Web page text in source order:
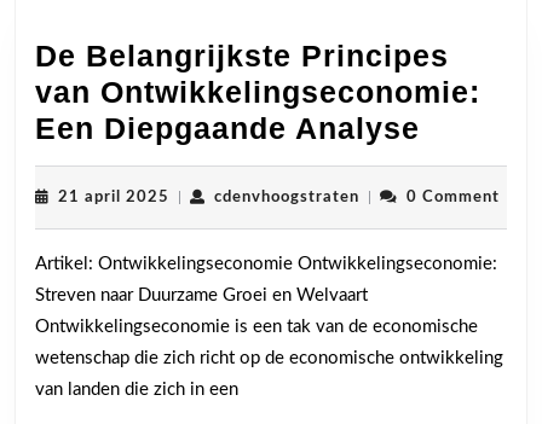
De Belangrijkste Principes
van Ontwikkelingseconomie:
Een Diepgaande Analyse
van
21 april 2025 cdenvhoogstratencdenvhoogstraten
0 Comment
Artikel: Ontwikkelingseconomie Ontwikkelingseconomie:
Streven naar Duurzame Groei en Welvaart
Ontwikkelingseconomie is een tak van de economische
wetenschap die zich richt op de economische ontwikkeling
van landen die zich in een